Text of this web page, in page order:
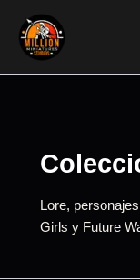
contenido
Lore,
Girls y Future